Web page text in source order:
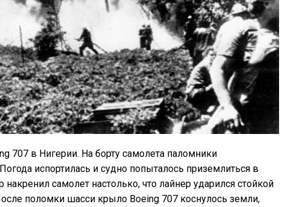
707 в Нигерии. На борту самолета паломники
испортилась и судно попыталось приземлиться в
самолет настолько, что лайнер ударился стойкой
поломки шасси крыло Boeing 707 коснулось земли,